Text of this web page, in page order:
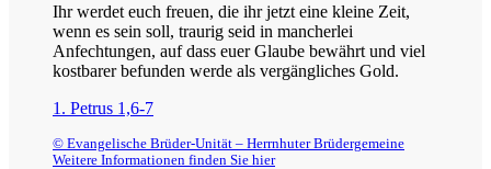
Ihr werdet euch freuen, die ihr jetzt eine kleine Zeit,
wenn es sein soll, traurig seid in mancherlei
Anfechtungen, auf dass euer Glaube bewährt und viel
kostbarer befunden werde als vergängliches Gold.
1. Petrus 1,6-7
© Evangelische Brüder-Unität – Herrnhuter Brüdergemeine
Weitere Informationen finden Sie hier